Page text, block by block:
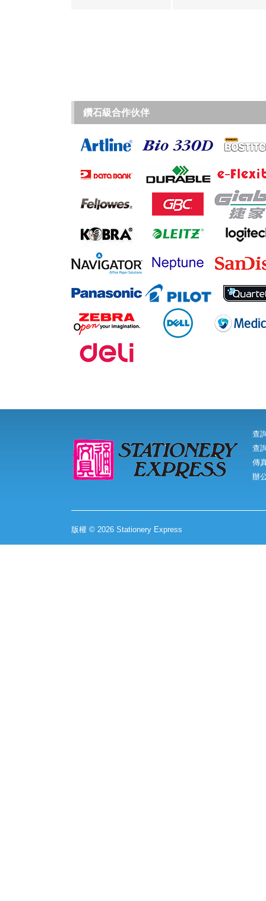
鑽石級合作伙伴
查
查
傳
辦
版權 © 2026 Stationery Express